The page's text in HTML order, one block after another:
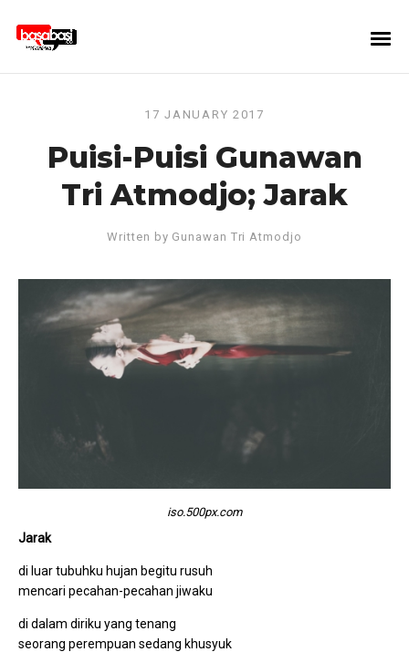
17 JANUARY 2017
Puisi-Puisi Gunawan
Tri Atmodjo; Jarak
Written by Gunawan Tri Atmodjo
iso.500px.com
Jarak
di luar tubuhku hujan begitu rusuh
mencari pecahan-pecahan jiwaku
di dalam diriku yang tenang
seorang perempuan sedang khusyuk